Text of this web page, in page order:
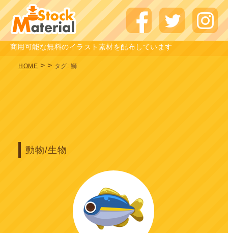
商用可能な無料のイラスト素材を配布しています
HOME > > タグ: 鰤
動物/生物